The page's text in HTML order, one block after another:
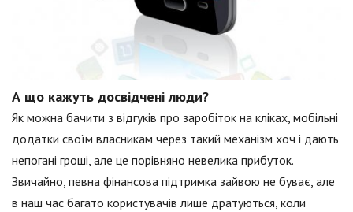
А що кажуть досвідчені люди?
Як можна бачити з відгуків про заробіток на кліках, мобільні
додатки своїм власникам через такий механізм хоч і дають
непогані гроші, але це порівняно невелика прибуток.
Звичайно, певна фінансова підтримка зайвою не буває, але
в наш час багато користувачів лише дратуються, коли